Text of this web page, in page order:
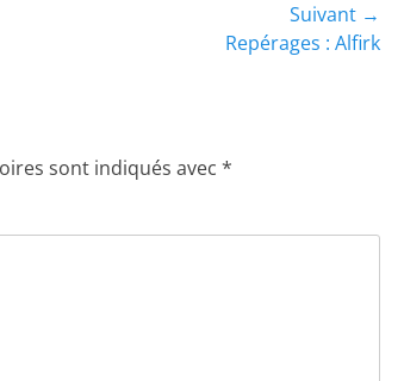
Suivant →
Repérages : Alfirk
sont indiqués avec *